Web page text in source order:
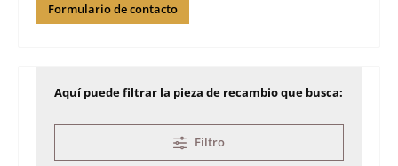
Formulario de contacto
Aquí puede filtrar la pieza de recambio que busca:
Filtro